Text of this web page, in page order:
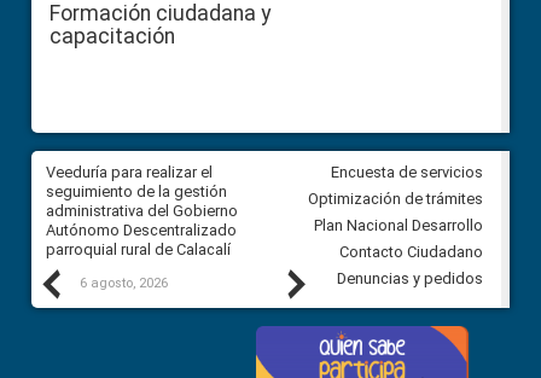
Formación ciudadana y
capacitación
Previous
Veeduría para realizar el
seguimiento de la gestión
administrativa del Gobierno
Autónomo Descentralizado
parroquial rural de Calacalí
6 agosto, 2026
Veeduría para vigilar los
derivados de la Audiencia
comunidad Urbina, parroquia
Carolina
5 agosto, 2026
Next
Encuesta de servicios
Optimización de trámites
Plan Nacional Desarrollo
Contacto Ciudadano
Denuncias y pedidos